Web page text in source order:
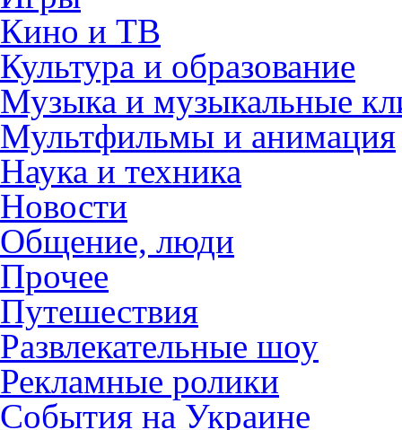
Кино и ТВ
Культура и образование
Музыка и музыкальные
Мультфильмы и анимация
Наука и техника
Новости
Общение, люди
Прочее
Путешествия
Развлекательные шоу
Рекламные ролики
События на Украине